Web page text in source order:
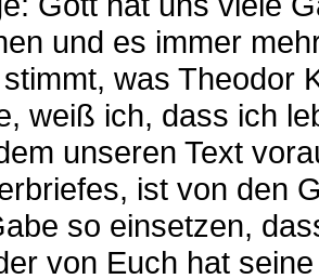
und es immer
was Theodor
weiß ich, dass ich
unseren Text
ist von den
so einsetzen,
Euch hat seine